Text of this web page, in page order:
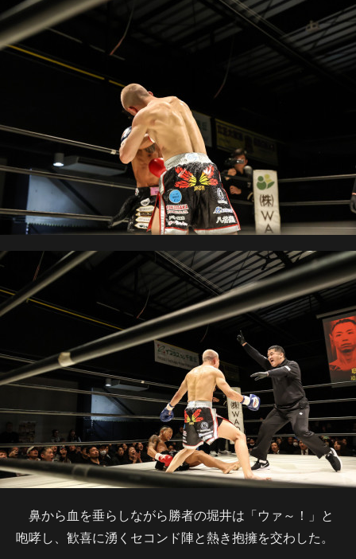
鼻から血を垂らしながら勝者の堀井は「ウァ～！」と
咆哮し、歓喜に湧くセコンド陣と熱き抱擁を交わした。